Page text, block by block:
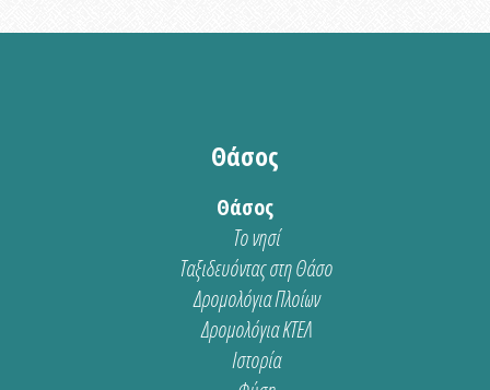
Θάσος
Θάσος
Το νησί
Ταξιδευόντας στη Θάσο
Δρομολόγια Πλοίων
Δρομολόγια ΚΤΕΛ
Ιστορία